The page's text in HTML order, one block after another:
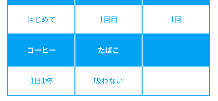
はじめて 1回目 1回
コーヒー たばこ
1日1杯 吸わない